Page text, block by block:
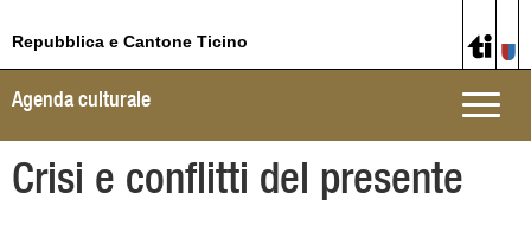
Repubblica e Cantone Ticino
Toggle
Agenda culturale
Crisi e conflitti del presente